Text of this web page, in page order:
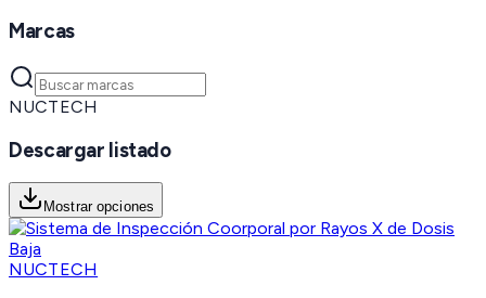
Marcas
NUCTECH
Descargar listado
Mostrar opciones
NUCTECH